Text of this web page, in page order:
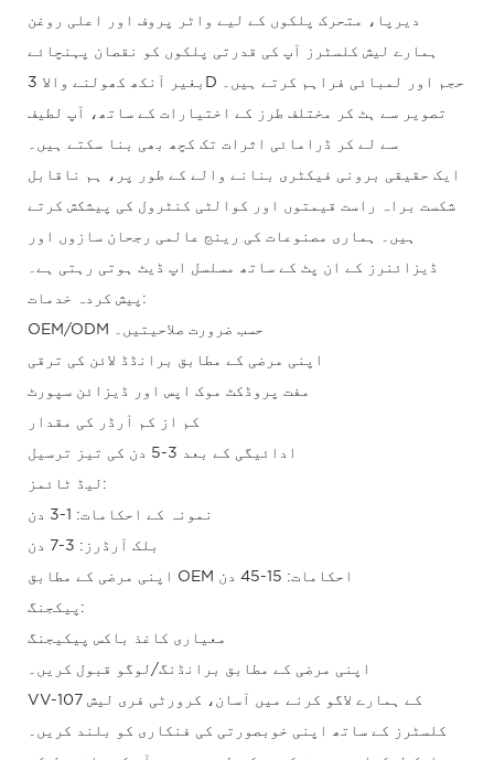
دیرپا، متحرک پلکوں کے لیے واٹر پروف اور اعلی روغن
ہمارے لیش کلسٹرز آپ کی قدرتی پلکوں کو نقصان پہنچائے
بغیر آنکھ کھولنے والا 3D حجم اور لمبائی فراہم کرتے ہیں۔
تصویر سے ہٹ کر مختلف طرز کے اختیارات کے ساتھ، آپ لطیف
سے لے کر ڈرامائی اثرات تک کچھ بھی بنا سکتے ہیں۔
ایک حقیقی برونی فیکٹری بنانے والے کے طور پر، ہم ناقابل
شکست براہ راست قیمتوں اور کوالٹی کنٹرول کی پیشکش کرتے
ہیں۔ ہماری مصنوعات کی رینج عالمی رجحان سازوں اور
ڈیزائنرز کے ان پٹ کے ساتھ مسلسل اپ ڈیٹ ہوتی رہتی ہے۔
پیش کردہ خدمات:
OEM/ODM حسب ضرورت صلاحیتیں۔
اپنی مرضی کے مطابق برانڈڈ لائن کی ترقی
مفت پروڈکٹ موک اپس اور ڈیزائن سپورٹ
کم از کم آرڈر کی مقدار
ادائیگی کے بعد 3-5 دن کی تیز ترسیل
لیڈ ٹائمز:
نمونہ کے احکامات: 1-3 دن
بلک آرڈرز: 3-7 دن
اپنی مرضی کے مطابق OEM احکامات: 15-45 دن
پیکجنگ:
معیاری کاغذ باکس پیکیجنگ
اپنی مرضی کے مطابق برانڈنگ/لوگو قبول کریں۔
VV-107 کے ہمارے لاگو کرنے میں آسان، کرورٹی فری لیش
کلسٹرز کے ساتھ اپنی خوبصورتی کی فنکاری کو بلند کریں۔